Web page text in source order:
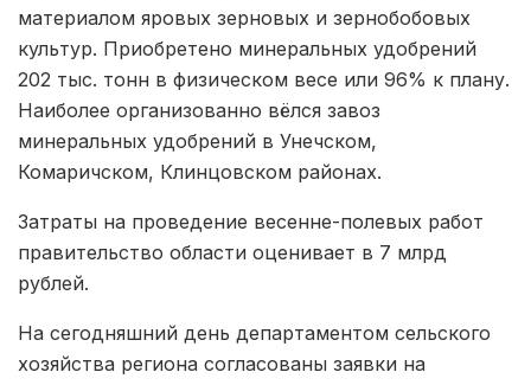
материалом яровых зерновых и зернобобовых
культур. Приобретено минеральных удобрений
202 тыс. тонн в физическом весе или 96% к плану.
Наиболее организованно вёлся завоз
минеральных удобрений в Унечском,
Комаричском, Клинцовском районах.
Затраты на проведение весенне-полевых работ
правительство области оценивает в 7 млрд
рублей.
На сегодняшний день департаментом сельского
хозяйства региона согласованы заявки на